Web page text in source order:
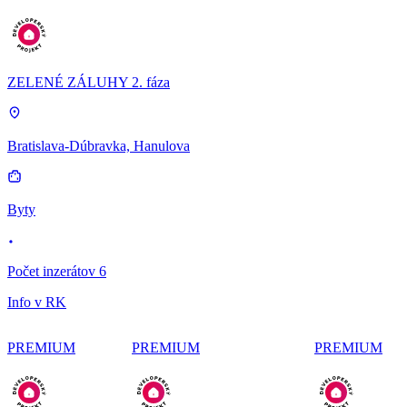
ZELENÉ ZÁLUHY 2. fáza
Bratislava-Dúbravka, Hanulova
Byty
Počet inzerátov 6
Info v RK
PREMIUM PREMIUM PREMIUM